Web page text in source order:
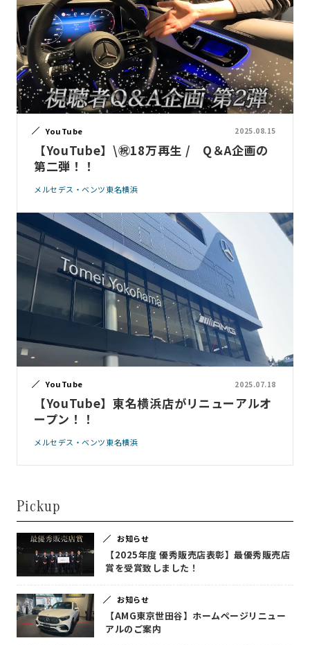
YouTube 2025.08.15
【YouTube】\㊗18万再生 / Q＆A企画の
第二弾！！
メルセデス・ベンツ東名横浜
YouTube 2025.07.18
【YouTube】東名横浜店がリニューアルオ
ープン！！
メルセデス・ベンツ東名横浜
Pickup
お知らせ
【2025年度 優秀販売店表彰】最優秀販売店
賞を受賞致しました！
お知らせ
【AMG東京世田谷】ホームページリニュー
アルのご案内